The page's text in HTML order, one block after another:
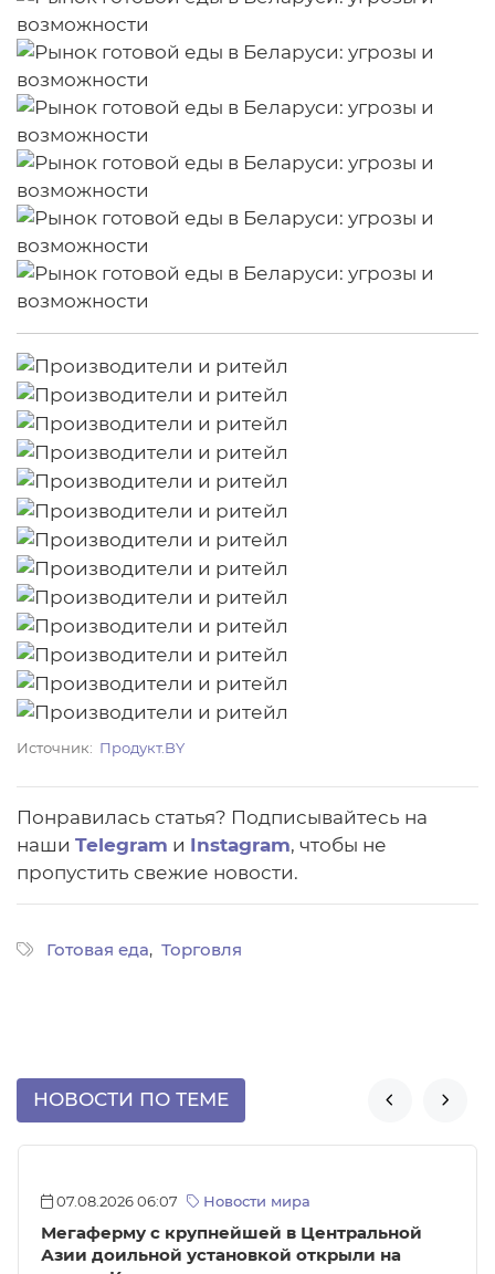
Источник Продукт.BY
Понравилась статья? Подписывайтесь на
наши Telegram и Instagram, чтобы не
пропустить свежие новости.
Готовая еда Торговля
НОВОСТИ ПО ТЕМЕ  
07.08.2026 06:07 Новости мира
Мегаферму с крупнейшей в Центральной
Азии доильной установкой открыли на